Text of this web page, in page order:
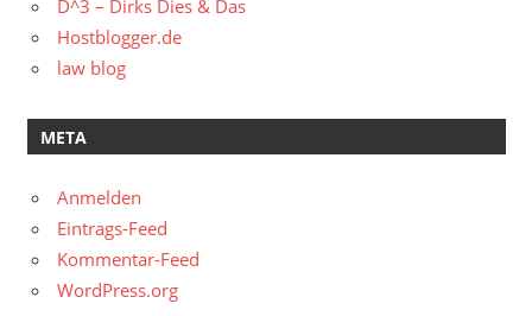
D^3 – Dirks Dies & Das
Hostblogger.de
law blog
META
Anmelden
Eintrags-Feed
Kommentar-Feed
WordPress.org